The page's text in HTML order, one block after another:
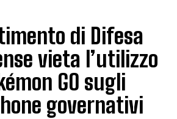
di Difesa
vieta l’utilizzo
GO sugli
governativi